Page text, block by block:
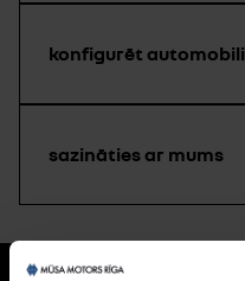
konfigurēt automobili
sazināties ar mums